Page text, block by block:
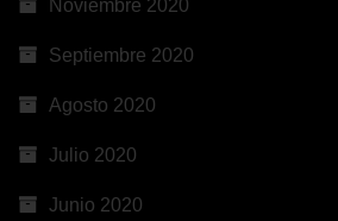
Noviembre 2020
Septiembre 2020
Agosto 2020
Julio 2020
Junio 2020